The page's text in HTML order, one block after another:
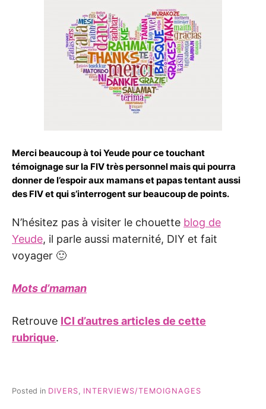
Merci beaucoup à toi Yeude pour ce touchant
témoignage sur la FIV très personnel mais qui pourra
donner de l’espoir aux mamans et papas tentant aussi
des FIV et qui s’interrogent sur beaucoup de points.
N’hésitez pas à visiter le chouette blog de
Yeude, il parle aussi maternité, DIY et fait
voyager 🙂
Mots d’maman
Retrouve ICI d’autres articles de cette
rubrique.
Posted in DIVERS INTERVIEWS/TEMOIGNAGES